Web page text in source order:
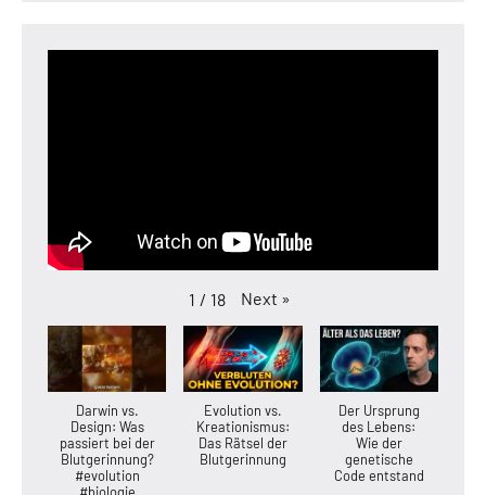
1 / 18 Next »
Darwin vs.
Design: Was
passiert bei der
Blutgerinnung?
#evolution
Evolution vs.
Kreationismus:
Das Rätsel der
Blutgerinnung
Der Ursprung
des Lebens:
Wie der
genetische
Code entstand